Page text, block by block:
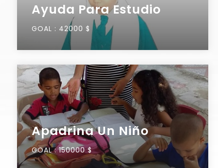
Ayuda Para Estudio
GOAL : 42000 $
Apadrina Un Niño
GOAL :150000 $